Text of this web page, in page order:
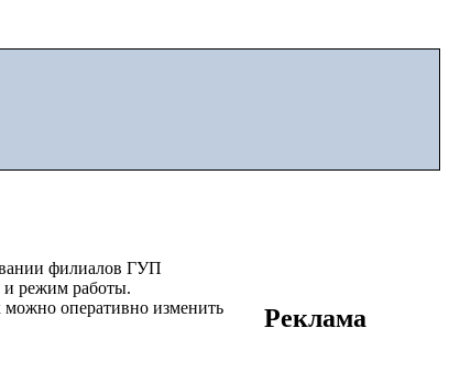
филиалов ГУП
и режим работы.
можно оперативно изменить
Реклама